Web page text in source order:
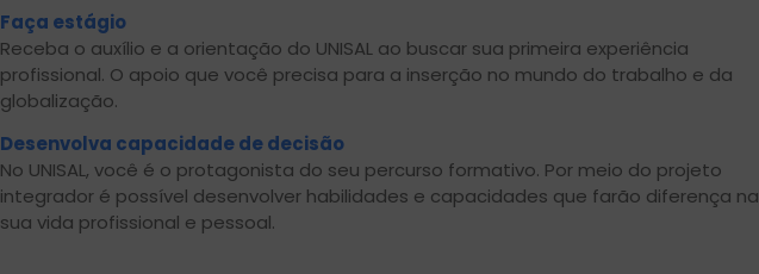
Faça estágio
Receba o auxílio e a orientação do UNISAL ao buscar sua primeira experiência
profissional. O apoio que você precisa para a inserção no mundo do trabalho e da
globalização.
Desenvolva capacidade de decisão
No UNISAL, você é o protagonista do seu percurso formativo. Por meio do projeto
integrador é possível desenvolver habilidades e capacidades que farão diferença na
sua vida profissional e pessoal.